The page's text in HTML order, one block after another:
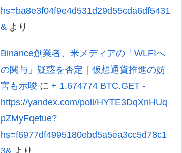
hs=ba8e3f04f9e4d531d29d55cda6df5431
& より
Binance創業者、米メディアの「WLFIへ
の関与」疑惑を否定｜仮想通貨推進の妨
害も示唆 に + 1.674774 BTC.GET -
https://yandex.com/poll/HYTE3DqXnHUq
pZMyFqetue?
hs=f6977df4995180ebd5a5ea3cc5d78c1
3& より